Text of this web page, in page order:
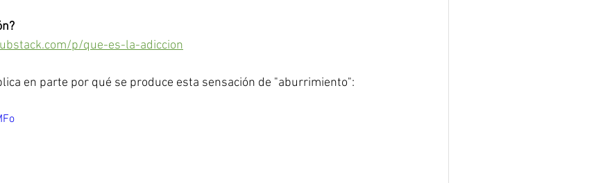
p/que-es-la-adiccion
en parte por qué se produce esta sensación de "aburrimiento":